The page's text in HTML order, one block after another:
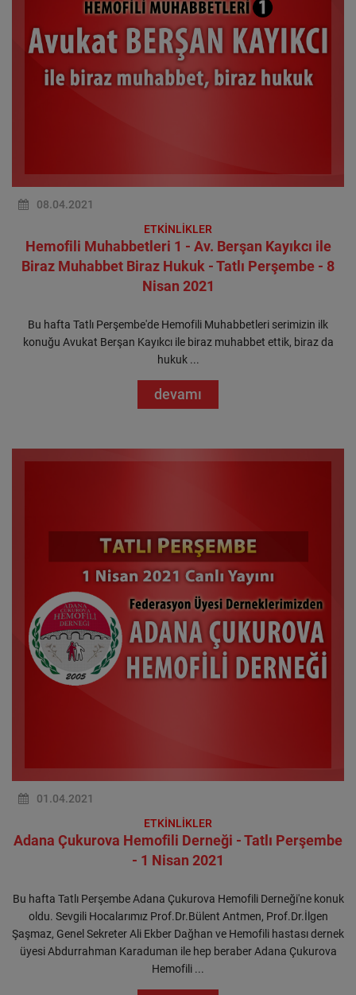
08.04.2021
ETKİNLİKLER
Hemofili Muhabbetleri 1 - Av. Berşan Kayıkcı ile
Biraz Muhabbet Biraz Hukuk - Tatlı Perşembe - 8
Nisan 2021
Bu hafta Tatlı Perşembe'de Hemofili Muhabbetleri serimizin ilk
konuğu Avukat Berşan Kayıkcı ile biraz muhabbet ettik, biraz da
hukuk ...
devamı
01.04.2021
ETKİNLİKLER
Adana Çukurova Hemofili Derneği - Tatlı Perşembe
- 1 Nisan 2021
Bu hafta Tatlı Perşembe Adana Çukurova Hemofili Derneği'ne konuk
oldu. Sevgili Hocalarımız Prof.Dr.Bülent Antmen, Prof.Dr.İlgen
Şaşmaz, Genel Sekreter Ali Ekber Dağhan ve Hemofili hastası dernek
üyesi Abdurrahman Karaduman ile hep beraber Adana Çukurova
Hemofili ...